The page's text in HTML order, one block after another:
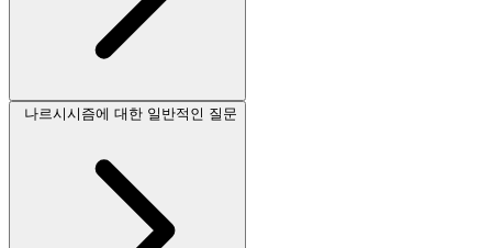
나르시시즘에 대한 일반적인 질문